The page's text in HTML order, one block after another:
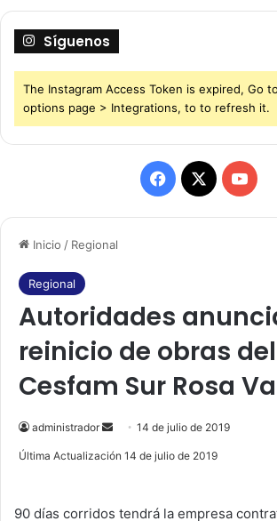
Inicio / Regional
Regional
Autoridades
reinicio de obras del
Cesfam Sur Rosa
administrador
e
a
14 de julio de 2019
Última Actualización 14 de julio de 2019
90 días corridos tendrá la empresa
Síguenos
The Instagram Access Token is expired, Go
options page > Integrations, to to refresh it.
F
a
b
o
o
k
X
Y
o
u
b
e